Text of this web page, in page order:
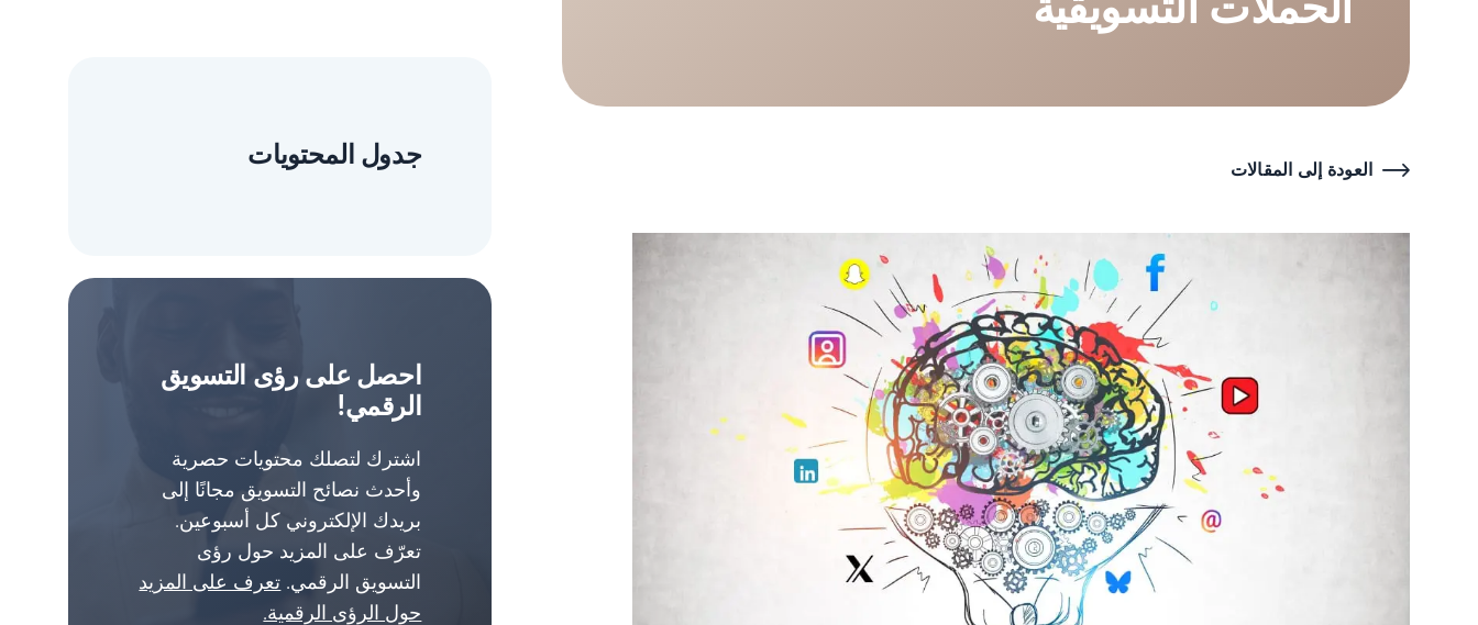
العودة إلى المقالات جدول المحتويات
احصل على رؤى التسويق
الرقمي!
اشترك لتصلك محتويات حصرية
وأحدث نصائح التسويق مجانًا إلى
بريدك الإلكتروني كل أسبوعين.
تعرّف على المزيد حول رؤى
التسويق الرقمي. تعرف على المزيد
حول الرؤى الرقمية.